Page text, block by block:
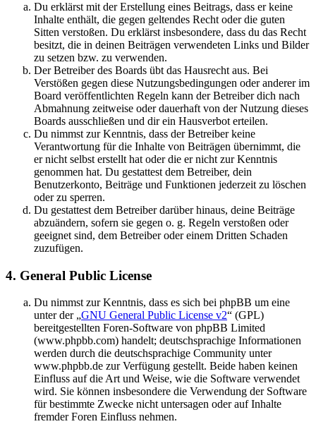
Du erklärst mit der Erstellung eines Beitrags, dass er keine
Inhalte enthält, die gegen geltendes Recht oder die guten
Sitten verstoßen. Du erklärst insbesondere, dass du das Recht
besitzt, die in deinen Beiträgen verwendeten Links und Bilder
zu setzen bzw. zu verwenden.
Der Betreiber des Boards übt das Hausrecht aus. Bei
Verstößen gegen diese Nutzungsbedingungen oder anderer im
Board veröffentlichten Regeln kann der Betreiber dich nach
Abmahnung zeitweise oder dauerhaft von der Nutzung dieses
Boards ausschließen und dir ein Hausverbot erteilen.
Du nimmst zur Kenntnis, dass der Betreiber keine
Verantwortung für die Inhalte von Beiträgen übernimmt, die
er nicht selbst erstellt hat oder die er nicht zur Kenntnis
genommen hat. Du gestattest dem Betreiber, dein
Benutzerkonto, Beiträge und Funktionen jederzeit zu löschen
oder zu sperren.
Du gestattest dem Betreiber darüber hinaus, deine Beiträge
abzuändern, sofern sie gegen o. g. Regeln verstoßen oder
geeignet sind, dem Betreiber oder einem Dritten Schaden
zuzufügen.
4. General Public License
Du nimmst zur Kenntnis, dass es sich bei phpBB um eine
unter der „GNU General Public License v2“ (GPL)
bereitgestellten Foren-Software von phpBB Limited
(www.phpbb.com) handelt; deutschsprachige Informationen
werden durch die deutschsprachige Community unter
www.phpbb.de zur Verfügung gestellt. Beide haben keinen
Einfluss auf die Art und Weise, wie die Software verwendet
wird. Sie können insbesondere die Verwendung der Software
für bestimmte Zwecke nicht untersagen oder auf Inhalte
fremder Foren Einfluss nehmen.